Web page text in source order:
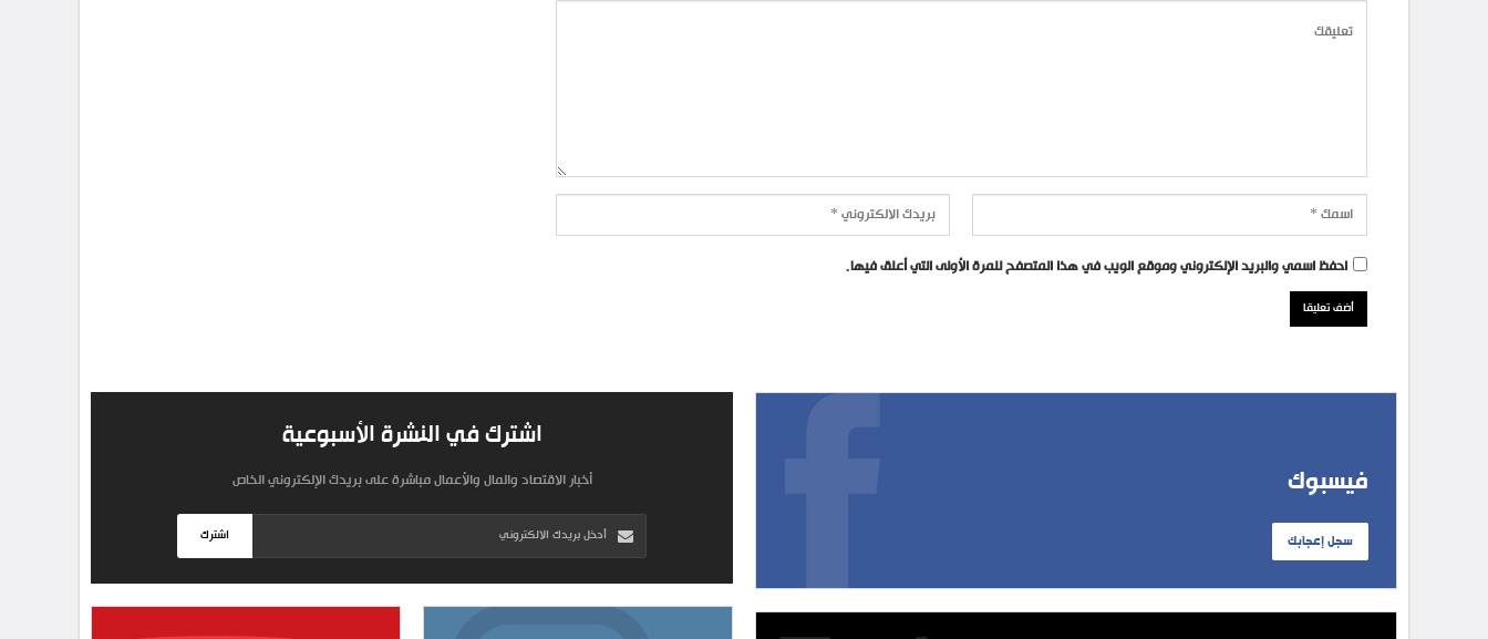
احفظ اسمي والبريد الإلكتروني وموقع الويب في هذا المتصفح للمرة الأولى التي أعلق فيها.
فيسبوك
سجل إعجابك
اشترك في النشرة الأسبوعية
أخبار الاقتصاد والمال والأعمال مباشرة على بريدك الإلكتروني الخاص
اشترك